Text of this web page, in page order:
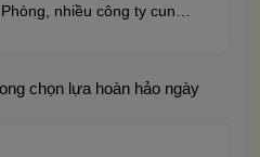
nhiều công ty cung